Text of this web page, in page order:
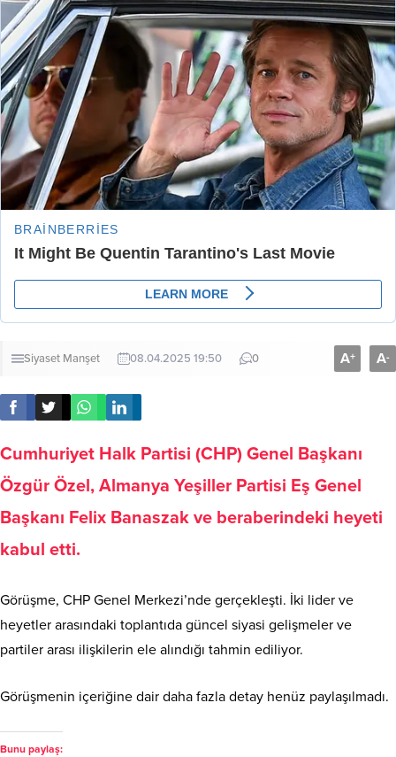
Siyaset Manşet 08.04.2025 19:50 0 A+ A-
Cumhuriyet Halk Partisi (CHP) Genel Başkanı
Özgür Özel, Almanya Yeşiller Partisi Eş Genel
Başkanı Felix Banaszak ve beraberindeki heyeti
kabul etti.
Görüşme, CHP Genel Merkezi’nde gerçekleşti. İki lider ve
heyetler arasındaki toplantıda güncel siyasi gelişmeler ve
partiler arası ilişkilerin ele alındığı tahmin ediliyor.
Görüşmenin içeriğine dair daha fazla detay henüz paylaşılmadı.
Bunu paylaş: